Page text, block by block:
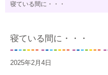
寝ている間に・・・
寝ている間に・・・
2025年2月4日